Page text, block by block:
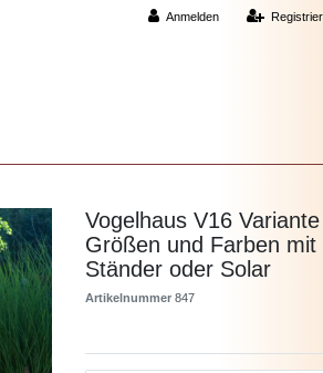
Anmelden
Vogelhaus V16
Größen und Farben mit
Ständer oder Solar
Artikelnummer 847